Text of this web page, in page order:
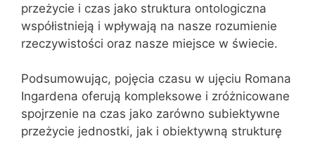
przeżycie i czas jako struktura ontologiczna
współistnieją i wpływają na nasze rozumienie
rzeczywistości oraz nasze miejsce w świecie.
Podsumowując, pojęcia czasu w ujęciu Romana
Ingardena oferują kompleksowe i zróżnicowane
spojrzenie na czas jako zarówno subiektywne
przeżycie jednostki, jak i obiektywną strukturę